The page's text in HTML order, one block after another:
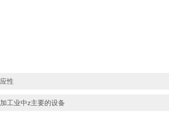
性
工业中z主要的设备